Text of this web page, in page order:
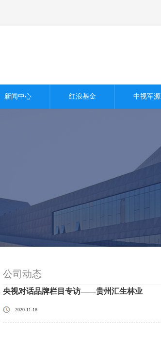
新闻中心 红浪基金 中视军源
公司动态
央视对话品牌栏目专访——贵州汇生林业
2020-11-18